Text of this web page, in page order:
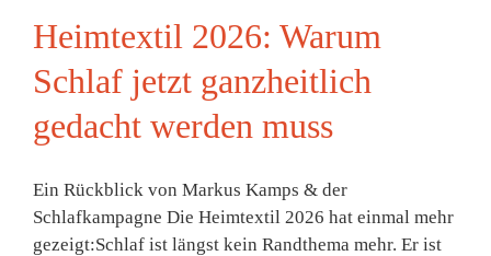
Heimtextil 2026: Warum
Schlaf jetzt ganzheitlich
gedacht werden muss
Ein Rückblick von Markus Kamps & der
Schlafkampagne Die Heimtextil 2026 hat einmal mehr
gezeigt:Schlaf ist längst kein Randthema mehr. Er ist